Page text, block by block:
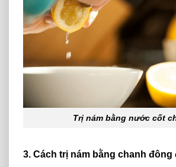
Trị nám bằng nước cốt
3. Cách trị nám bằng chanh đông